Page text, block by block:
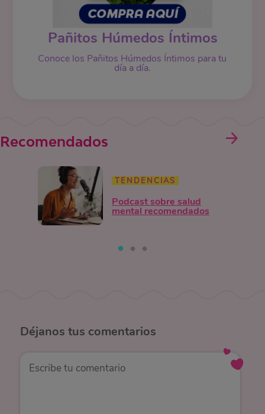
Pañitos Húmedos Íntimos
Conoce los Pañitos Húmedos Íntimos para tu
día a día.
Recomendados
TENDENCIAS
Podcast sobre salud
mental recomendados
Déjanos tus comentarios